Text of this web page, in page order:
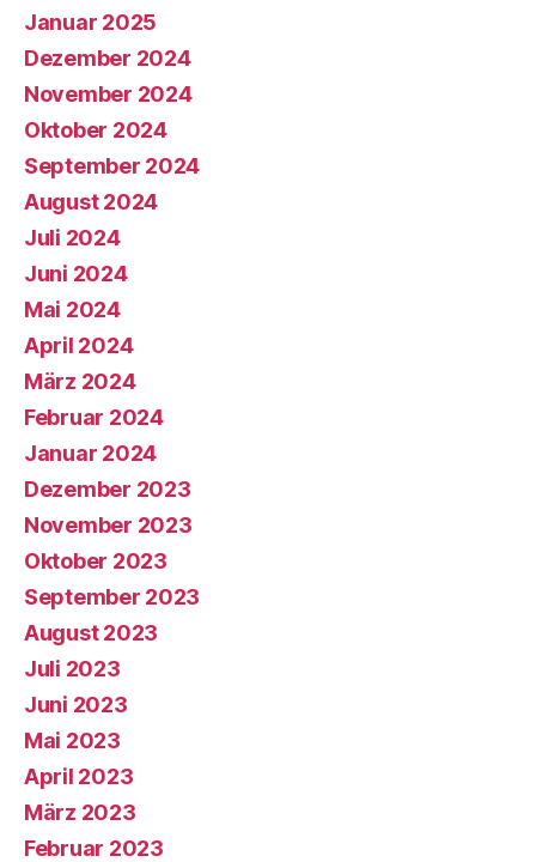
Januar 2025
Dezember 2024
November 2024
Oktober 2024
September 2024
August 2024
Juli 2024
Juni 2024
Mai 2024
April 2024
März 2024
Februar 2024
Januar 2024
Dezember 2023
November 2023
Oktober 2023
September 2023
August 2023
Juli 2023
Juni 2023
Mai 2023
April 2023
März 2023
Februar 2023